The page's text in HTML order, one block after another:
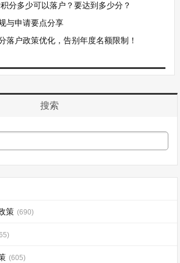
分多少可以落户？要达到多少分？
与申请要点分享
落户政策优化，告别年度名额限制！
搜索
策 (690)
(605)